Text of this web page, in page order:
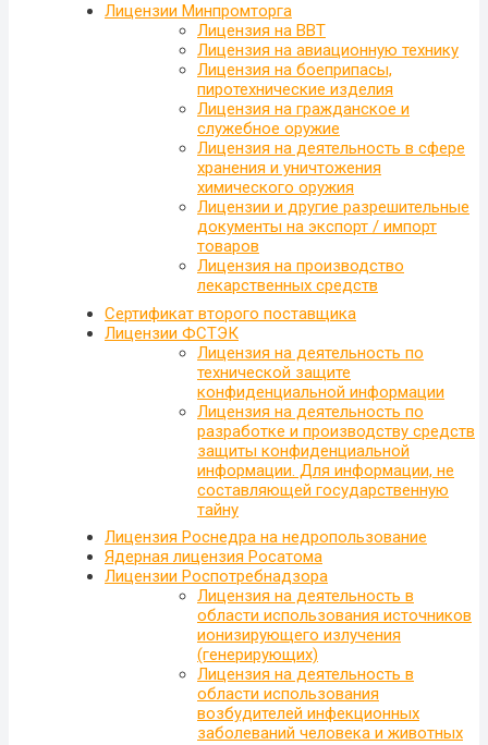
Лицензии Минпромторга
Лицензия на ВВТ
Лицензия на авиационную технику
Лицензия на боеприпасы,
пиротехнические изделия
Лицензия на гражданское и
служебное оружие
Лицензия на деятельность в сфере
хранения и уничтожения
химического оружия
Лицензии и другие разрешительные
документы на экспорт / импорт
товаров
Лицензия на производство
лекарственных средств
Сертификат второго поставщика
Лицензии ФСТЭК
Лицензия на деятельность по
технической защите
конфиденциальной информации
Лицензия на деятельность по
разработке и производству средств
защиты конфиденциальной
информации. Для информации, не
составляющей государственную
тайну
Лицензия Роснедра на недропользование
Ядерная лицензия Росатома
Лицензии Роспотребнадзора
Лицензия на деятельность в
области использования источников
ионизирующего излучения
(генерирующих)
Лицензия на деятельность в
области использования
возбудителей инфекционных
заболеваний человека и животных